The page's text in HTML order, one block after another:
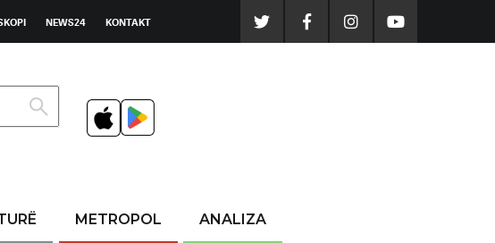
NEWS24 KONTAKT
METROPOL ANALIZA